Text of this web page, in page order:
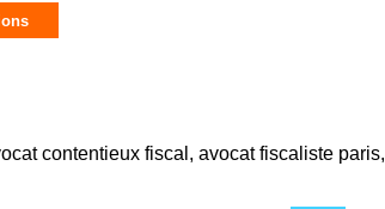
contentieux fiscal , avocat fiscaliste paris,